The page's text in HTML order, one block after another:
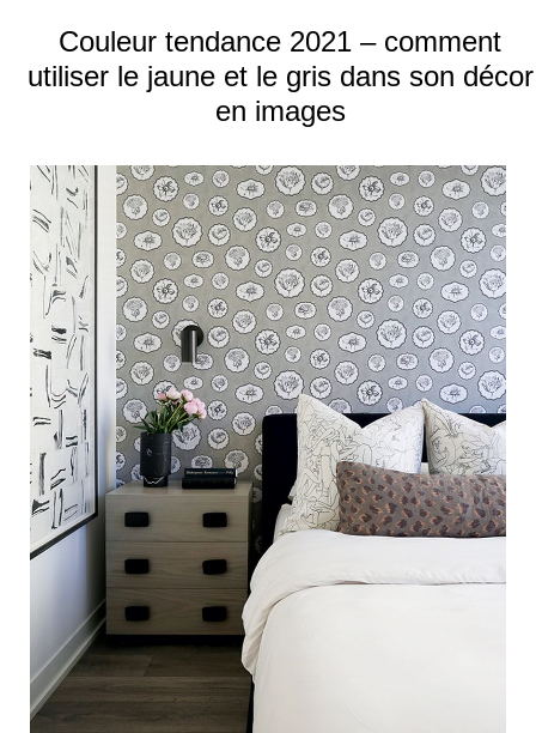
Couleur tendance 2021 – comment
utiliser le jaune et le gris dans son décor
en images